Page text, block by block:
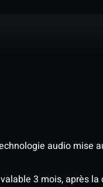
audio mise
3 mois, après